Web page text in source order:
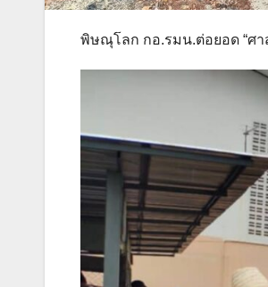
พิษณุโลก กอ.รมน.ต่อยอด “ศา